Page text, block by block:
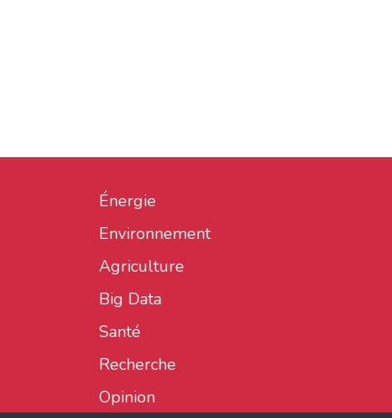
Énergie
Environnement
Agriculture
Big Data
Santé
Recherche
Opinion